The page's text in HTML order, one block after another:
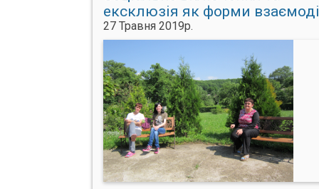
ексклюзія як форми
у Погонянському
психоневрологічному
27 Травня 2019р.